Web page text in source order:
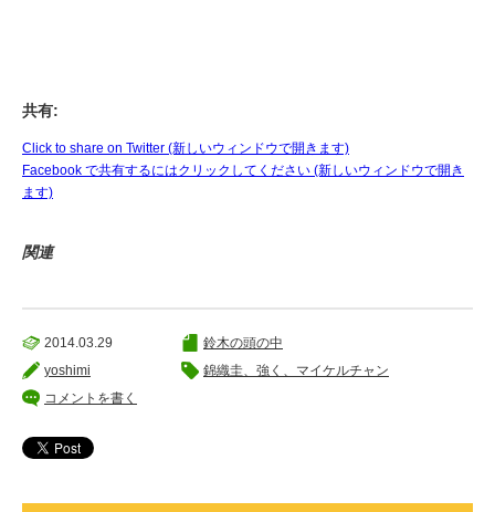
共有:
Click to share on Twitter (新しいウィンドウで開きます)
Facebook で共有するにはクリックしてください (新しいウィンドウで開き
ます)
関連
2014.03.29
yoshimi
コメントを書く
鈴木の頭の中
錦織圭、強く、マイケルチャン